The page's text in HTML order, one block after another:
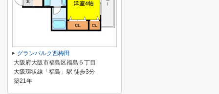
グランパルク西梅田
大阪府大阪市福島区福島５丁目
大阪環状線「福島」駅 徒歩3分
築21年